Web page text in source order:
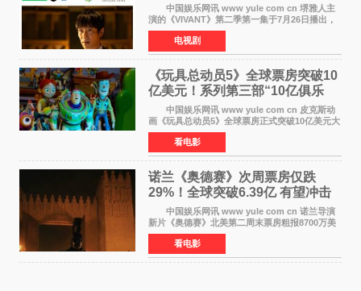
TBS周日剧场最高开局
中国娱乐网讯 www yule com cn 堺雅人主
演的《VIVANT》第二季第一集于7月26日播出，
首集收视率高达18 8%，成为自2020年《半泽直
树2》首集22%以来，TBS周日剧场最高开播收视
纪录。 考虑到
电视剧
《玩具总动员5》全球票房突破10
亿美元！系列第三部“10亿俱乐
部”达成
中国娱乐网讯 www yule com cn 皮克斯动
画《玩具总动员5》全球票房正式突破10亿美元大
关。截至上周末，该片全球累计票房已达10 22亿
美元，其中北美市场贡献4 48亿美元，中国内地
票房达2 82
看电影
诺兰《奥德赛》次周票房仅跌
29%！全球突破6.39亿 有望冲击
13亿成诺兰最卖座电影
中国娱乐网讯 www yule com cn 诺兰导演
新片《奥德赛》北美第二周末票房粗报8700万美
元（周五至周日：2600万&rarr;3460万
&rarr;2640万），较首周1 24亿美元仅下跌29
6%，走势极为强劲，远超
看电影